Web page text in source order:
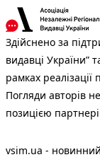
Здійснено за
видавці
рамках
Погляди авторів
позицією
vsim.ua -